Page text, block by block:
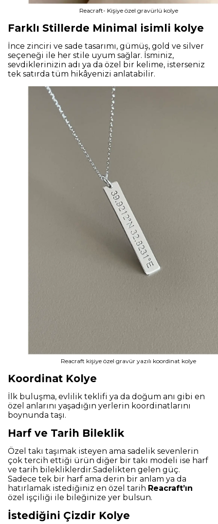
Reacraft- Kişiye özel gravürlü kolye
Farklı Stillerde Minimal isimli kolye
İnce zinciri ve sade tasarımı, gümüş, gold ve silver
seçeneği ile her stile uyum sağlar. İsminiz,
sevdiklerinizin adı ya da özel bir kelime, isterseniz
tek satırda tüm hikâyenizi anlatabilir.
Reacraft kişiye özel gravür yazılı koordinat kolye
Koordinat Kolye
İlk buluşma, evlilik teklifi ya da doğum anı gibi en
özel anlarını yaşadığın yerlerin koordinatlarını
boynunda taşı.
Harf ve Tarih Bileklik
Özel takı taşımak isteyen ama sadelik sevenlerin
çok tercih ettiği ürün diğer bir takı modeli ise harf
ve tarih bilekliklerdir.Sadelikten gelen güç.
Sadece tek bir harf ama derin bir anlam ya da
hatırlamak istediğiniz en özel tarih Reacraft’ın
özel işçiliği ile bileğinize yer bulsun.
İstediğini Çizdir Kolye